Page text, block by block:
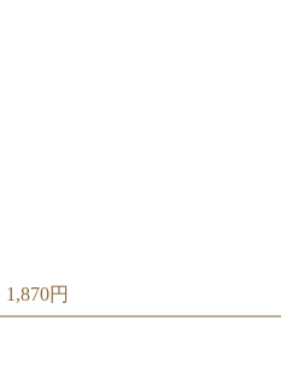
1,870円